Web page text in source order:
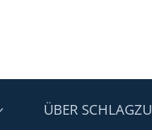
ÜBER SCHLAGZU